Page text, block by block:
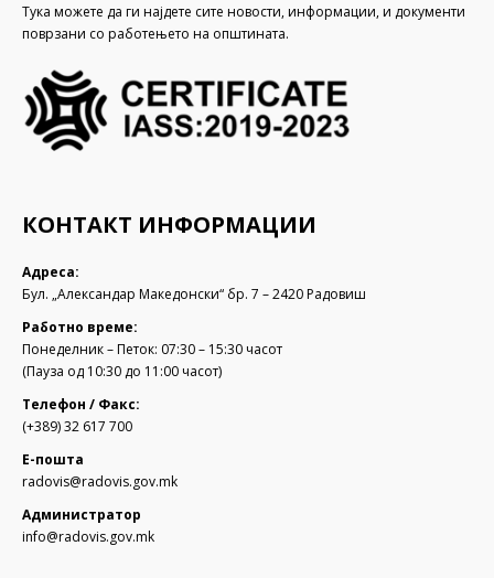
Тука можете да ги најдете сите новости, информации, и документи
поврзани со работењето на општината.
КОНТАКТ ИНФОРМАЦИИ
Адреса:
Бул. „Александар Македонски“ бр. 7 – 2420 Радовиш
Работно време:
Понеделник – Петок: 07:30 – 15:30 часот
(Пауза од 10:30 до 11:00 часот)
Телефон / Факс:
(+389) 32 617 700
Е-пошта
radovis@radovis.gov.mk
Администратор
info@radovis.gov.mk